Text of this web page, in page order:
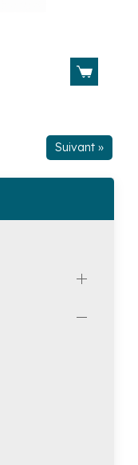
Suivant »